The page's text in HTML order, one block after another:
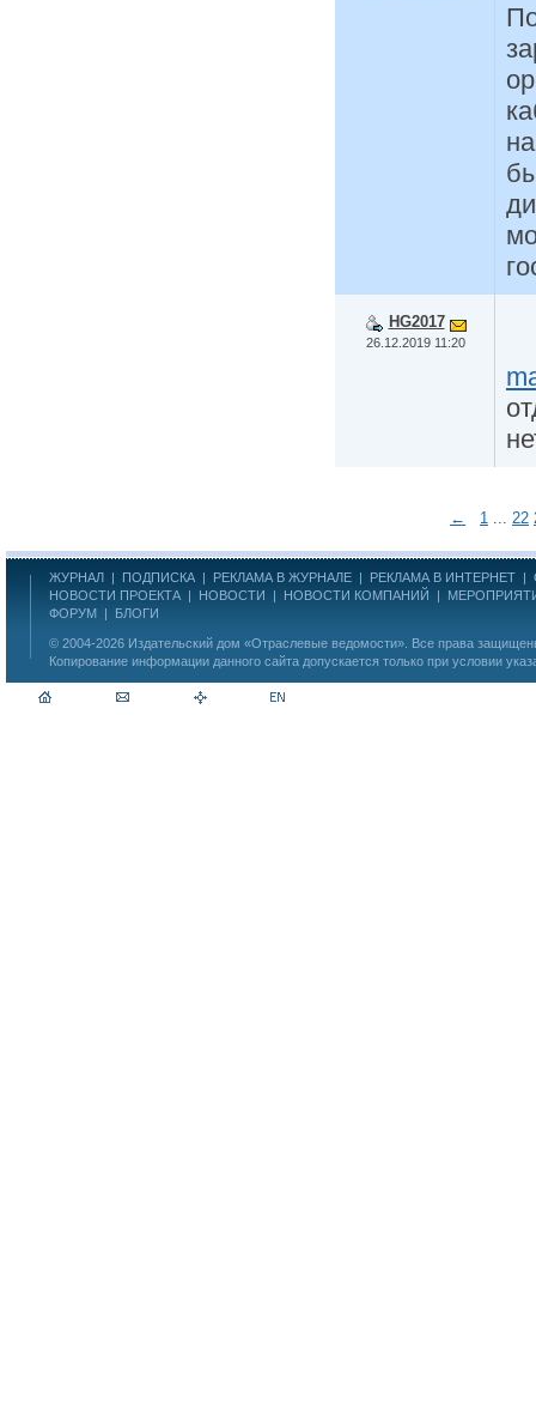
HG2017
26.12.2019 11:20
← 1 ... 22
ЖУРНАЛ | ПОДПИСКА | РЕКЛАМА В ЖУРНАЛЕ | РЕКЛАМА В ИНТЕРНЕТ |
НОВОСТИ ПРОЕКТА | НОВОСТИ | НОВОСТИ КОМПАНИЙ |
ФОРУМ | БЛОГИ
© 2004-2026 Издательский дом «Отраслевые ведомости» . Все права
Копирование информации данного сайта допускается только при условии